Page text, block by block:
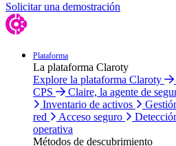
Solicitar una demostración
Plataforma
La plataforma Claroty
Explore la plataforma Claroty
CPS
Claire, la agente de
Inventario de activos
red
Acceso seguro
operativa
Métodos de descubrimiento